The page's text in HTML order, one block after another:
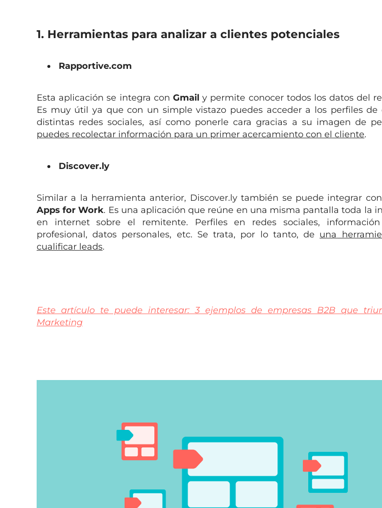
1. Herramientas para analizar a clientes potenciales
Rapportive.com
Esta aplicación se integra con Gmail y permite conocer todos los datos del
Es muy útil ya que con un simple vistazo puedes acceder a los perfiles de
distintas redes sociales, así como ponerle cara gracias a su imagen de
puedes recolectar información para un primer acercamiento con el cliente.
Discover.ly
Similar a la herramienta anterior, Discover.ly también se puede integrar con
Apps for Work. Es una aplicación que reúne en una misma pantalla toda la
en internet sobre el remitente. Perfiles en redes sociales, información
profesional, datos personales, etc. Se trata, por lo tanto, de una
cualificar leads.
Este artículo te puede interesar: 3 ejemplos de empresas B2B que
Marketing